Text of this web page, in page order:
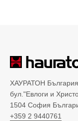
ХАУРАТОН
бул."Евлоги и
1504 София
+359 2 9440761